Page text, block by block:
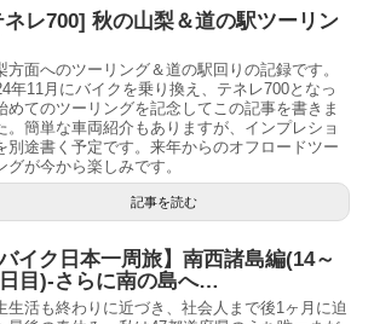
ネレ700] 秋の山梨＆道の駅ツーリン
方面へのツーリング＆道の駅回りの記録です。
年11月にバイクを乗り換え、テネレ700となっ
めてのツーリングを記念してこの記事を書きま
。簡単な車両紹介もありますが、インプレショ
別途書く予定です。来年からのオフロードツー
グが今から楽しみです。
記事を読む
バイク日本一周旅】南西諸島編(14～
目)-さらに南の島へ…
生活も終わりに近づき、社会人まで後1ヶ月に迫